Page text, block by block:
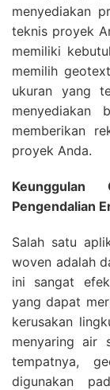
menyediakan
teknis proyek
memiliki
memilih
ukuran yang
menyediakan
memberikan
proyek Anda.
Pengendalian
Salah satu
woven adalah
ini sangat
yang dapat
kerusakan
menyaring air
tempatnya,
digunakan